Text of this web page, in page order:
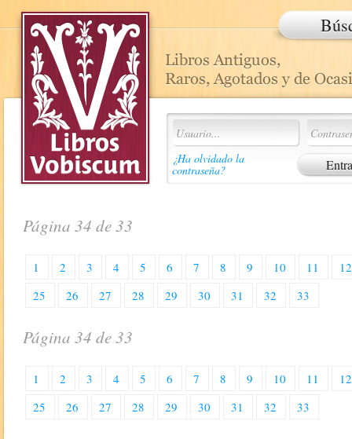
¿Ha olvidado la
contraseña?
Página 34 de 33
1 2 3 4 5 6 7 8 9 10 11
12
25
26 27 28 29 30 31 32 33
Página 34 de 33
1 2 3 4 5 6 7 8 9 10 11
12
25
26 27 28 29 30 31 32 33